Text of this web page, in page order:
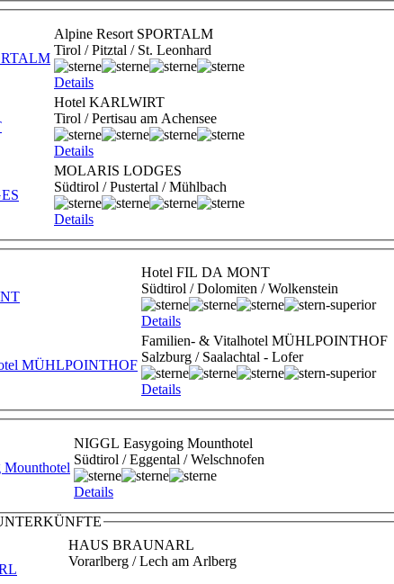
Alpine Resort SPORTALM
Tirol / Pitztal / St. Leonhard
Details
Hotel KARLWIRT
Tirol / Pertisau am Achensee
Details
MOLARIS LODGES
Südtirol / Pustertal / Mühlbach
Details
Hotel FIL DA MONT
Südtirol / Dolomiten / Wolkenstein
Details
Familien- & Vitalhotel MÜHLPOINTHOF
Salzburg / Saalachtal - Lofer
Details
NIGGL Easygoing Mounthotel
Südtirol / Eggental / Welschnofen
Details
HAUS BRAUNARL
Vorarlberg / Lech am Arlberg